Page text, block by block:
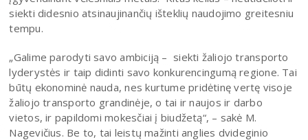
siekti didesnio atsinaujinančių išteklių naudojimo greitesniu
tempu.
„Galime parodyti savo ambiciją – siekti žaliojo transporto
lyderystės ir taip didinti savo konkurencingumą regione. Tai
būtų ekonominė nauda, nes kurtume pridėtinę vertę visoje
žaliojo transporto grandinėje, o tai ir naujos ir darbo
vietos, ir papildomi mokesčiai į biudžetą“, – sakė M.
Nagevičius. Be to, tai leistų mažinti anglies dvideginio